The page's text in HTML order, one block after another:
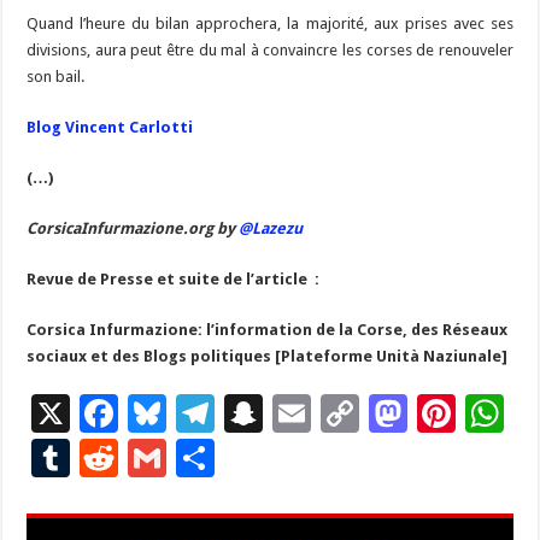
Quand l’heure du bilan approchera, la majorité, aux prises avec ses
divisions, aura peut être du mal à convaincre les corses de renouveler
son bail.
Blog Vincent Carlotti
(…)
CorsicaInfurmazione.org by@Lazezu
Revue de Presse et suite de l’article :
Corsica Infurmazione: l’information de la Corse, des Réseaux
sociaux et des Blogs politiques [Plateforme Unità Naziunale]
X
F
ac
e
b
Bl
u
es
ky
T
gr
S
p
E
l
C
y
M
d
Pi
es
T
R
G